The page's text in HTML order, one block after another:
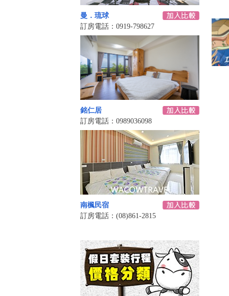
曼．琉球
訂房電話：0919-798627
銘仁居
訂房電話：0989036098
南楓民宿
訂房電話：(08)861-2815